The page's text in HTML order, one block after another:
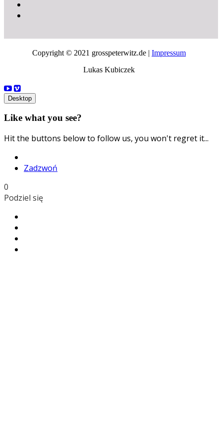
Copyright © 2021 grosspeterwitz.de | Impressum
Lukas Kubiczek
Desktop
Like what you see?
Hit the buttons below to follow us, you won't regret it...
Zadzwoń
0
Podziel się